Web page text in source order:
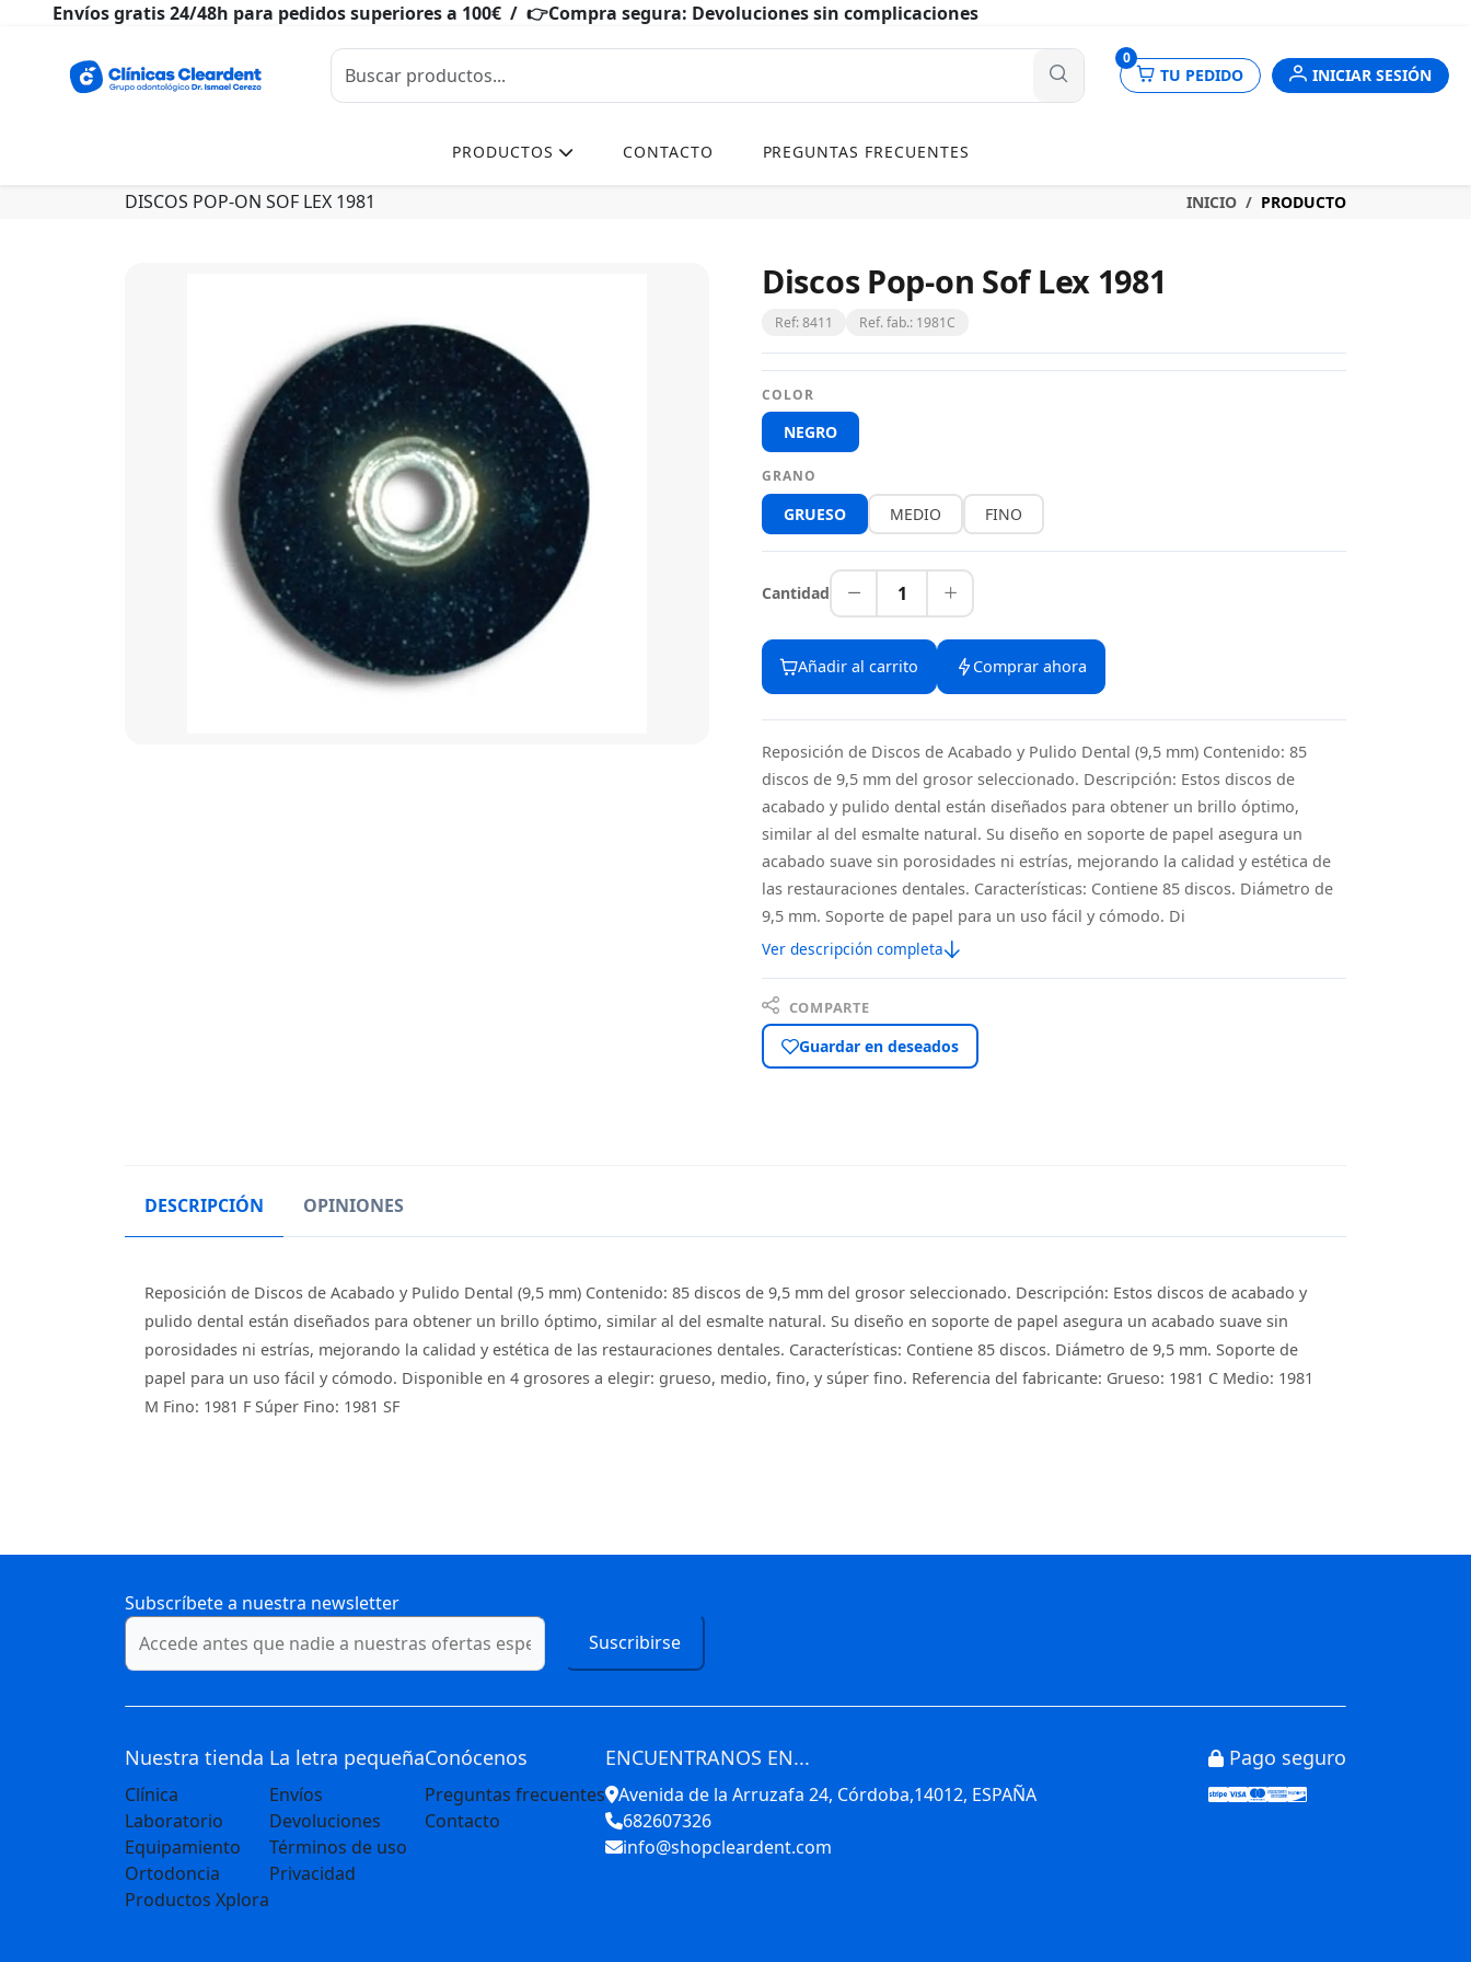
Envíos gratis 24/48h para pedidos superiores a 100€ / 👉Compra segura: Devoluciones sin complicaciones
0
TU PEDIDO INICIAR SESIÓN
PRODUCTOS CONTACTO PREGUNTAS FRECUENTES
DISCOS POP-ON SOF LEX 1981 INICIO PRODUCTO
Discos Pop-on Sof Lex 1981
Ref: 8411 Ref. fab.: 1981C
COLOR
NEGRO
GRANO
GRUESO MEDIO FINO
Cantidad 1
Añadir al carrito Comprar ahora
Reposición de Discos de Acabado y Pulido Dental (9,5 mm) Contenido: 85
discos de 9,5 mm del grosor seleccionado. Descripción: Estos discos de
acabado y pulido dental están diseñados para obtener un brillo óptimo,
similar al del esmalte natural. Su diseño en soporte de papel asegura un
acabado suave sin porosidades ni estrías, mejorando la calidad y estética de
las restauraciones dentales. Características: Contiene 85 discos. Diámetro de
9,5 mm. Soporte de papel para un uso fácil y cómodo. Di
Ver descripción completa
COMPARTE
Guardar en deseados
DESCRIPCIÓN OPINIONES
Reposición de Discos de Acabado y Pulido Dental (9,5 mm) Contenido: 85 discos de 9,5 mm del grosor seleccionado. Descripción: Estos discos de acabado y
pulido dental están diseñados para obtener un brillo óptimo, similar al del esmalte natural. Su diseño en soporte de papel asegura un acabado suave sin
porosidades ni estrías, mejorando la calidad y estética de las restauraciones dentales. Características: Contiene 85 discos. Diámetro de 9,5 mm. Soporte de
papel para un uso fácil y cómodo. Disponible en 4 grosores a elegir: grueso, medio, fino, y súper fino. Referencia del fabricante: Grueso: 1981 C Medio: 1981
M Fino: 1981 F Súper Fino: 1981 SF
Subscríbete a nuestra newsletter
Suscribirse
Nuestra tienda
Clínica
Laboratorio
Equipamiento
Ortodoncia
Productos Xplora
La letra pequeña
Envíos
Devoluciones
Términos de uso
Privacidad
Conócenos
Preguntas frecuentes
Contacto
ENCUENTRANOS EN...
Avenida de la Arruzafa 24, Córdoba,14012, ESPAÑA
682607326
info@shopcleardent.com
Pago seguro
Stripe
VisaMastercard
American Express
Discover